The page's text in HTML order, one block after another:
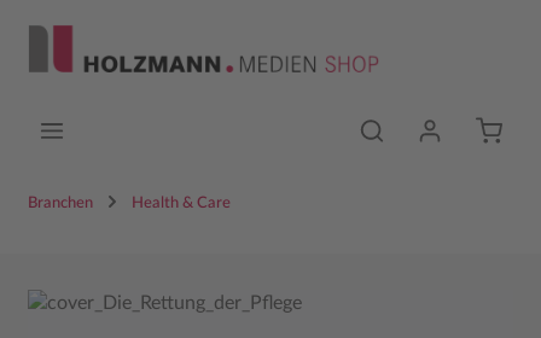
Branchen Health & Care
Bildergalerie überspringen